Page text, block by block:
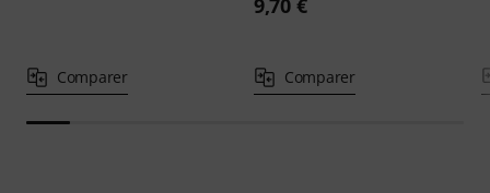
Comparer
9,70 €
Comparer